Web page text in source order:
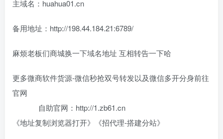
主域名：huahua01.cn
备用地址：http://198.44.184.21:6789/
麻烦老板们商城换一下域名地址 互相转告一下哈
更多微商软件货源-微信秒抢双号转发以及微信多开分身前往
官网
自助官网：http://1.zb61.cn
《地址复制浏览器打开》《招代理-搭建分站》